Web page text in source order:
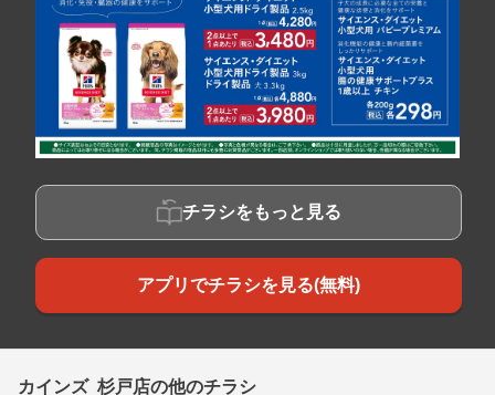
チラシをもっと見る
アプリでチラシを見る(無料)
カインズ 杉戸店の他のチラシ